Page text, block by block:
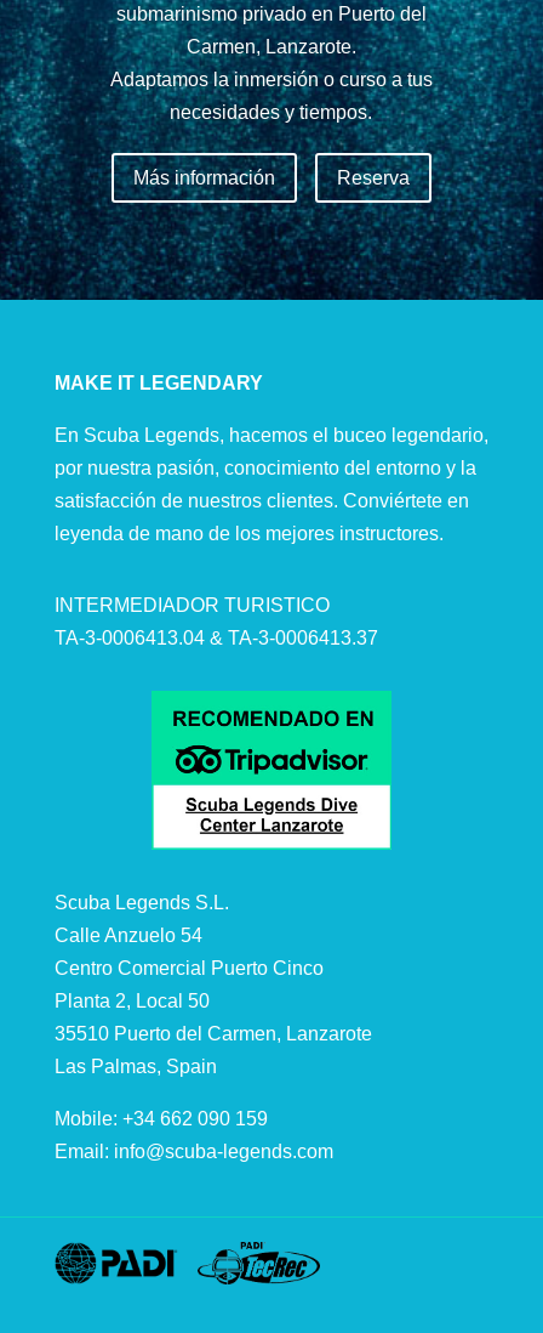
submarinismo privado en Puerto del
Carmen, Lanzarote.
Adaptamos la inmersión o curso a tus
necesidades y tiempos.
Más información Reserva
MAKE IT LEGENDARY
En Scuba Legends, hacemos el buceo legendario,
por nuestra pasión, conocimiento del entorno y la
satisfacción de nuestros clientes. Conviértete en
leyenda de mano de los mejores instructores.
INTERMEDIADOR TURISTICO
TA-3-0006413.04 & TA-3-0006413.37
Scuba Legends S.L.
Calle Anzuelo 54
Centro Comercial Puerto Cinco
Planta 2, Local 50
35510 Puerto del Carmen, Lanzarote
Las Palmas, Spain
Mobile: +34 662 090 159
Email: info@scuba-legends.com